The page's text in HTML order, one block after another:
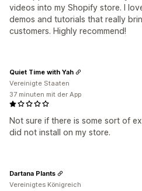
videos into my Shopify store. I
demos and tutorials that really
customers. Highly recommend!
Not sure if there is some sort of
did not install on my store.
Quiet Time with Yah
Vereinigte Staaten
37 minuten mit der App
Dartana Plants
Vereinigtes Königreich